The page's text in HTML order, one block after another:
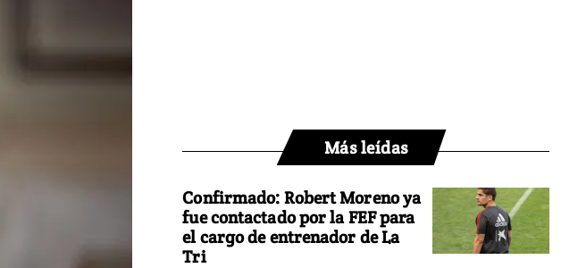
Más leídas
Confirmado: Robert Moreno ya
fue contactado por la FEF para
el cargo de entrenador de La
Tri